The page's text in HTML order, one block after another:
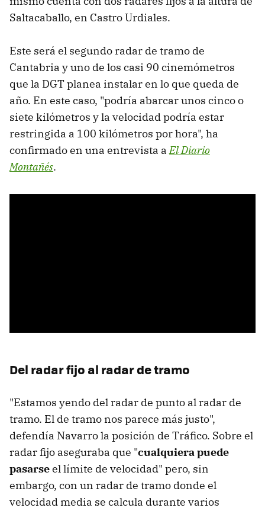
Saltacaballo, en Castro Urdiales.
Este será el segundo radar de tramo de
Cantabria y uno de los casi 90 cinemómetros
que la DGT planea instalar en lo que queda de
año. En este caso, "podría abarcar unos cinco o
siete kilómetros y la velocidad podría estar
restringida a 100 kilómetros por hora", ha
confirmado en una entrevista aEl Diario
Montañés.
Del radar fijo al radar de tramo
"Estamos yendo del radar de punto al radar de
tramo. El de tramo nos parece más justo",
defendía Navarro la posición de Tráfico. Sobre el
radar fijo aseguraba que "cualquiera puede
pasarseel límite de velocidad" pero, sin
embargo, con un radar de tramo donde el
velocidad media se calcula durante varios